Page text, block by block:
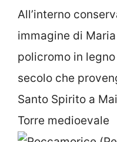
All’interno
immagine di
policromo in
secolo che
Santo Spirito a
Torre medioevale